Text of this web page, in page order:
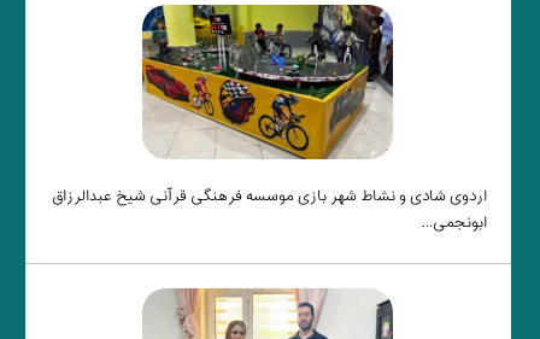
اردوی شادی و نشاط شهر بازی موسسه فرهنگی قرآنی شیخ عبدالرزاق
ابونجمی...